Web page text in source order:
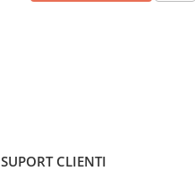
SUPORT CLIENTI